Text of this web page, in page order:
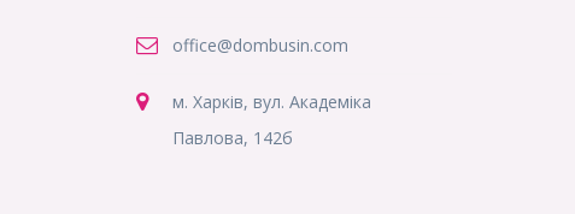
office@dombusin.com
м. Харків, вул. Академіка
Павлова, 142б